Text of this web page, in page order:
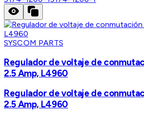
SYSCOM PARTS
Regulador de voltaje de
2.5 Amp, L4960
Regulador de voltaje de
2.5 Amp, L4960